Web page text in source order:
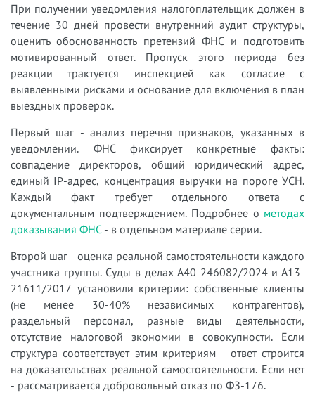
При получении уведомления налогоплательщик должен в
течение 30 дней провести внутренний аудит структуры,
оценить обоснованность претензий ФНС и подготовить
мотивированный ответ. Пропуск этого периода без
реакции трактуется инспекцией как согласие с
выявленными рисками и основание для включения в план
выездных проверок.
Первый шаг - анализ перечня признаков, указанных в
уведомлении. ФНС фиксирует конкретные факты:
совпадение директоров, общий юридический адрес,
единый IP-адрес, концентрация выручки на пороге УСН.
Каждый факт требует отдельного ответа с
документальным подтверждением. Подробнее о методах
доказывания ФНС- в отдельном материале серии.
Второй шаг - оценка реальной самостоятельности каждого
участника группы. Суды в делах А40-246082/2024 и А13-
21611/2017 установили критерии: собственные клиенты
(не менее 30-40% независимых контрагентов),
раздельный персонал, разные виды деятельности,
отсутствие налоговой экономии в совокупности. Если
структура соответствует этим критериям - ответ строится
на доказательствах реальной самостоятельности. Если нет
- рассматривается добровольный отказ по ФЗ-176.